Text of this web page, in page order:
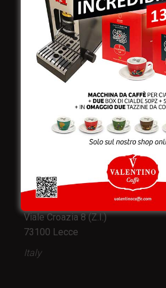
e produzione:
Viale Croazia 8 (Z.I.)
73100 Lecce
Italy